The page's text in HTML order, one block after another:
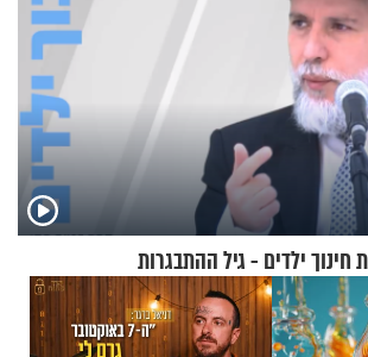
חינוך ילדים - גיל ההתבגרות